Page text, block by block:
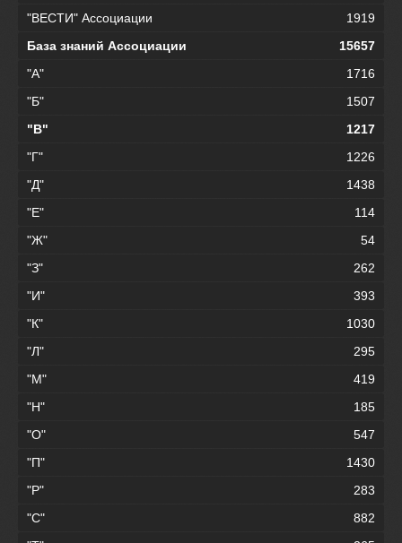
"ВЕСТИ" Ассоциации
1919
База знаний Ассоциации
15657
"А"
1716
"Б"
1507
"В"
1217
"Г"
1226
"Д"
1438
"Е"
114
"Ж"
54
"З"
262
"И"
393
"К"
1030
"Л"
295
"М"
419
"Н"
185
"О"
547
"П"
1430
"Р"
283
"С"
882